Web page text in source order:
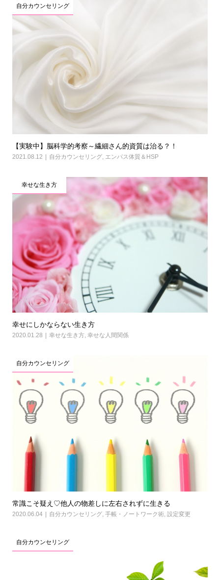
自分カウンセリング
【実験中】脳科学的考察～繊細さん的資質は治る？！
2021.08.12 自分カウンセリング, エンパス体質＆HSP
幸せな生き方
幸せにしかならない生き方
2020.01.28 幸せな生き方, 幸せな人間関係
自分カウンセリング
常識こそ疑え♡他人の物差しに左右されずに生きる
2020.06.04 自分カウンセリング, 手帳・ノートワーク術, 設定変更
自分カウンセリング